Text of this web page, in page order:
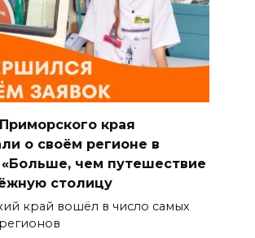
края
о своём регионе в
«Больше, чем путешествие
столицу
край вошёл в число самых